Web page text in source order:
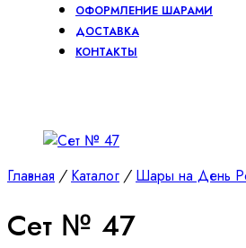
ОФОРМЛЕНИЕ ШАРАМИ
ДОСТАВКА
КОНТАКТЫ
Главная / Каталог / Шары на День
Сет № 47